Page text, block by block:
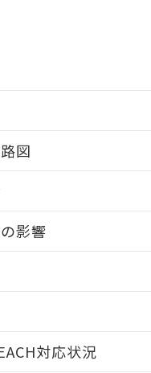
図
影響
さと材質による影響
とができます。
対応状況
の共同利用に関して"
の
指します。
質の非含有証明書（当社基
明書は発行日時点で非含
で、過去に遡って非含有
、RoHS指令のフタル酸エ
の対応では、対応完了まで
に未対応品が混在するこ
当社にて対応品への在庫
ることから、特段のこと
2022年1月12日より割愛し